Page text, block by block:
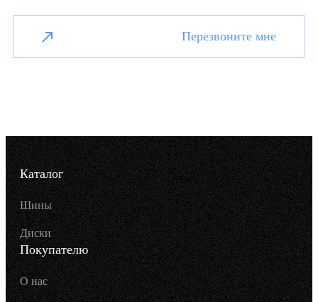
Перезвоните мне
Каталог
Шины
Диски
Покупателю
О нас